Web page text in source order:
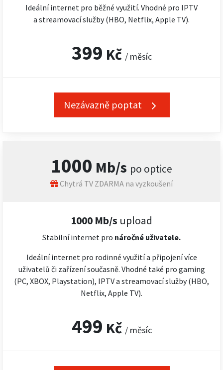
Ideální internet pro běžné využití. Vhodné pro IPTV
a streamovací služby (HBO, Netflix, Apple TV).
399 Kč / měsíc
Nezávazně poptat
1000 Mb/s po optice
Chytrá TV ZDARMA na vyzkoušení
1000 Mb/s upload
Stabilní internet pro náročné uživatele.
Ideální internet pro rodinné využití a připojení více
uživatelů či zařízení současně. Vhodné také pro gaming
(PC, XBOX, Playstation), IPTV a streamovací služby (HBO,
Netflix, Apple TV).
499 Kč / měsíc